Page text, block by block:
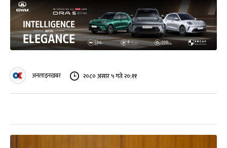
अनलाइनखबर २०८० असार ५ गते २०:११